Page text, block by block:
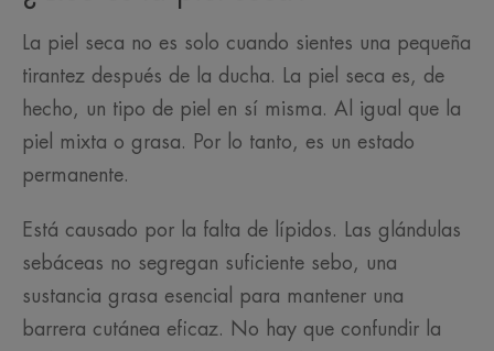
La piel seca no es solo cuando sientes una pequeña
tirantez después de la ducha. La piel seca es, de
hecho, un tipo de piel en sí misma. Al igual que la
piel mixta o grasa. Por lo tanto, es un estado
permanente.
Está causado por la falta de lípidos. Las glándulas
sebáceas no segregan suficiente sebo, una
sustancia grasa esencial para mantener una
barrera cutánea eficaz. No hay que confundir la